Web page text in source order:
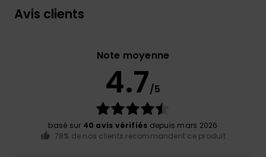
Avis clients
Note moyenne
4.7/5
basé sur 40 avis vérifiés depuis mars 2026
78% de nos clients recommandent ce produit